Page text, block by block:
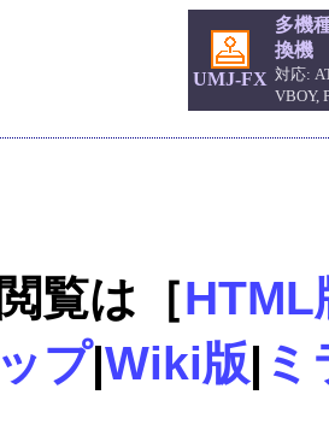
UMJ-FX
多機
換機
対応:
VBOY,
閲覧は［HTML
ップ|Wiki版| ミ